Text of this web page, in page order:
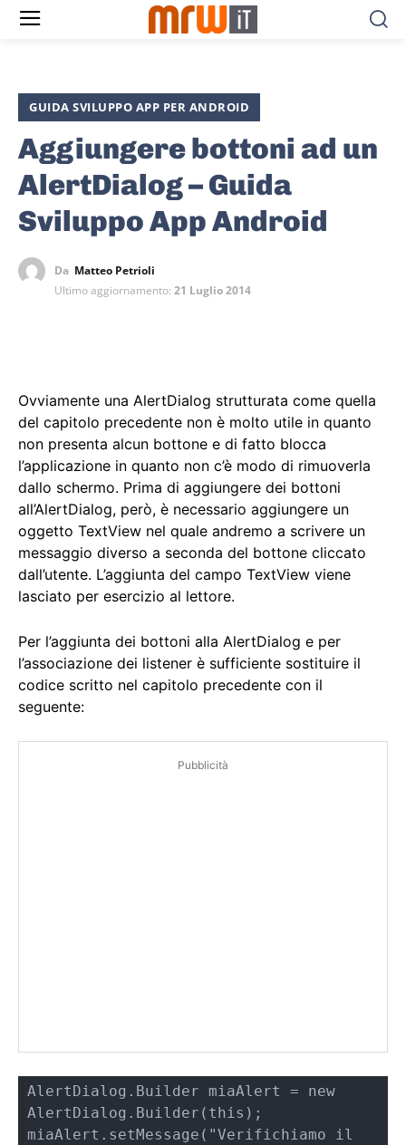
GUIDA SVILUPPO APP PER ANDROID
Aggiungere bottoni ad un
AlertDialog – Guida
Sviluppo App Android
Da Matteo Petrioli
Ultimo aggiornamento: 21 Luglio 2014
Ovviamente una AlertDialog strutturata come quella
del capitolo precedente non è molto utile in quanto
non presenta alcun bottone e di fatto blocca
l’applicazione in quanto non c’è modo di rimuoverla
dallo schermo. Prima di aggiungere dei bottoni
all’AlertDialog, però, è necessario aggiungere un
oggetto TextView nel quale andremo a scrivere un
messaggio diverso a seconda del bottone cliccato
dall’utente. L’aggiunta del campo TextView viene
lasciato per esercizio al lettore.
Per l’aggiunta dei bottoni alla AlertDialog e per
l’associazione dei listener è sufficiente sostituire il
codice scritto nel capitolo precedente con il
seguente:
Pubblicità
AlertDialog.Builder miaAlert = new
AlertDialog.Builder(this);
miaAlert.setMessage("Verifichiamo il